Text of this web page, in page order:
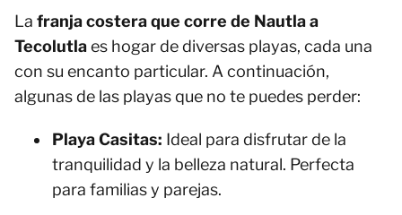
La franja costera que corre de Nautla a
Tecolutlaes hogar de diversas playas, cada una
con su encanto particular. A continuación,
algunas de las playas que no te puedes perder:
Playa Casitas: Ideal para disfrutar de la
tranquilidad y la belleza natural. Perfecta
para familias y parejas.